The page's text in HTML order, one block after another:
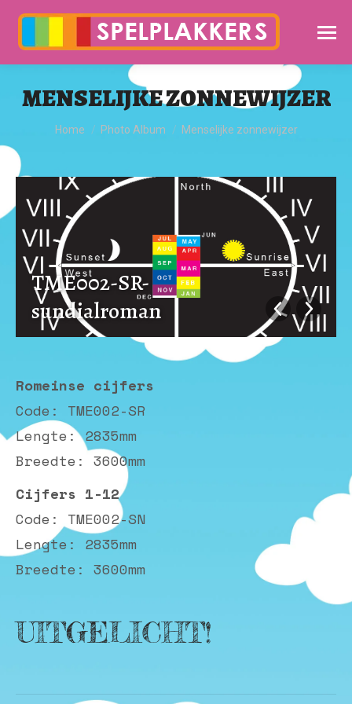
MENSELIJKE ZONNEWIJZER
Je bent hier:
Home Photo Album Menselijke zonnewijzer
TME002-SR-
sundialroman
Romeinse cijfers
Code: TME002-SR
Lengte: 2835mm
Breedte: 3600mm
Cijfers 1-12
Code: TME002-SN
Lengte: 2835mm
Breedte: 3600mm
UITGELICHT!